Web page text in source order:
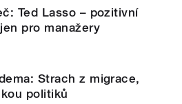
Ted Lasso – pozitivní
pro manažery
Strach z migrace,
politiků